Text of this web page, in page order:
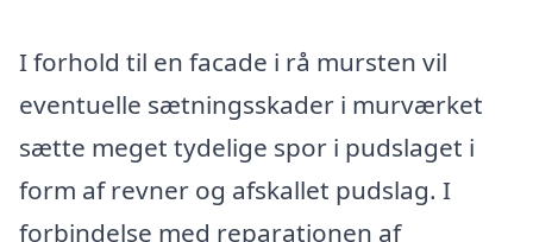
I forhold til en facade i rå mursten vil
eventuelle sætningsskader i murværket
sætte meget tydelige spor i pudslaget i
form af revner og afskallet pudslag. I
forbindelse med reparationen af